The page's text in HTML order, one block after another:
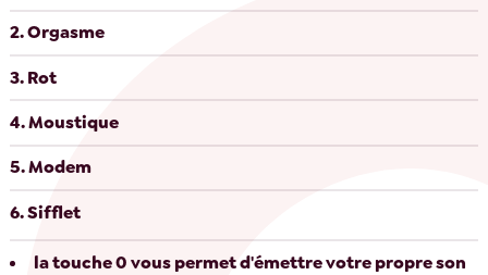
Orgasme
Rot
Moustique
Modem
Sifflet
la touche 0 vous permet d'émettre votre propre son